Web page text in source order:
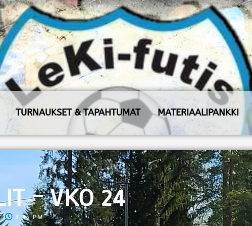
TURNAUKSET & TAPAHTUMAT MATERIAALIPANKKI
– VKO 24
3:45 PM